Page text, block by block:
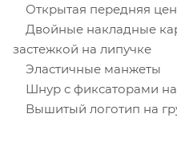
Открытая передняя
Двойные накладные
застежкой на липучке
Эластичные манжеты
Шнур с фиксаторами на
Вышитый логотип на